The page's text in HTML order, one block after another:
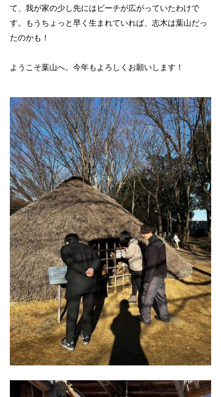
て、我が家の少し先にはビーチが広がっていたわけで
す。もうちょっと早く生まれていれば、志木は葉山だっ
たのかも！
ようこそ葉山へ。今年もよろしくお願いします！